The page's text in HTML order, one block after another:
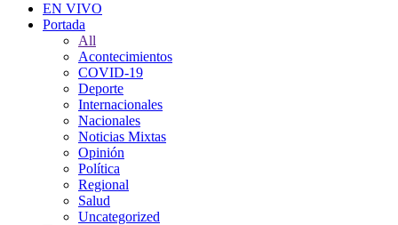
EN VIVO
Portada
All
Acontecimientos
COVID-19
Deporte
Internacionales
Nacionales
Noticias Mixtas
Opinión
Política
Regional
Salud
Uncategorized